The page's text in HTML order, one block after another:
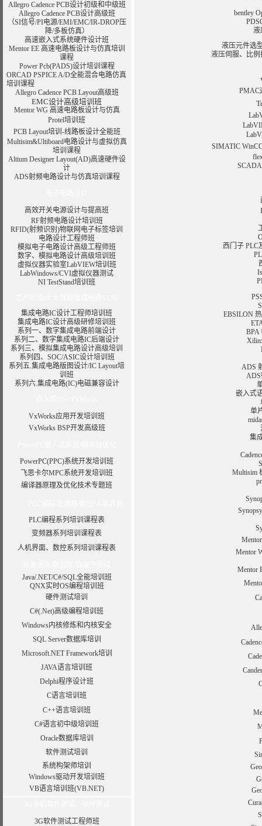
Allegro Cadence PCB设计初级和中级班
Allegro Cadence PCB设计高级班
（SI信号/PI电源/EMI/EMC/IR-DROP压
降/多板仿真）
高速嵌入式系统硬件设计班
Mentor EE 高速电路板设计与仿真培训
课程
Power Pcb(PADS)设计培训课程
ORCAD PSPICE A/D全能混合电路仿真
培训课程
Allegro Cadence PCB Layout高级班
EMC设计高级培训班
Mentor WG 高速电路板设计与仿真
Protel培训班
PCB Layout培训-线路板设计全能班
Multisim&Ultiboard电路设计与虚拟仿真
培训课程
Altium Designer Layout(AD)高速硬件设
计
ADS射频电路设计与仿真培训课程
高效开关电源设计与提高班
RF射频电路设计培训班
RFID(射频识别)物联网电子标签培训
电路设计工程师班
模拟电子电路设计高级工程师班
数字、模拟电路设计高级培训班
虚拟仪器实验室LabVIEW培训班
LabWindows/CVI虚拟仪器测试
NI TestStand培训班
集成电路IC设计工程师培训班
集成电路IC设计高级研修培训班
系列一、数字集成电路前端设计
系列二、数字集成电路IC后端设计
系列三、模拟集成电路设计高级培训
系列四、SOC/ASIC设计培训班
系列五.集成电路版图设计/IC Layout培
训班
系列六.集成电路(IC)电磁兼容设计
VxWorks应用开发培训班
VxWorks BSP开发高级班
PowerPC(PPC)系统开发培训班
飞思卡尔MPC系统开发培训班
编译器原理及优化技术专题班
PLC编程系列培训课程表
变频器系列培训课程表
人机界面、数控系列培训课程表
Java/.NET/C#/SQL全能培训班
QNX实时OS编程培训班
硬件测试培训
C#(.Net)高级编程培训班
Windows内核修炼和内核安全
SQL Server数据库培训
Microsoft.NET Framework培训
JAVA语言培训班
Delphi程序设计班
C语言培训班
C++语言培训班
C#语言初中级培训班
Oracle数据库培训
软件测试培训
系统构架师培训
Windows驱动开发培训班
VB语言培训班(VB.NET)
3G软件测试工程师班
bentley
液
液压元件选
液压伺服、比
PMAC
SIMATIC
西门子 PLC
EBSILON
BPA
ADS
嵌入式
单
集
Multisim
Mentor
Mentor